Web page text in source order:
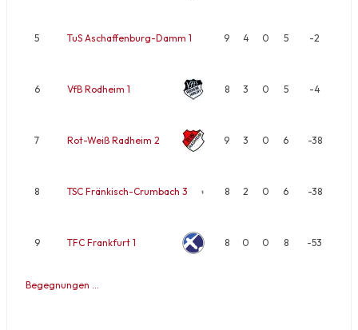
5 TuS Aschaffenburg-Damm 1 9 4 0 5 -2
6 VfB Rodheim 1 8 3 0 5 -4
7 Rot-Weiß Radheim 2 9 3 0 6 -38
8 TSC Fränkisch-Crumbach 3 8 2 0 6 -38
9 TFC Frankfurt 1 8 0 0 8 -53
Begegnungen …